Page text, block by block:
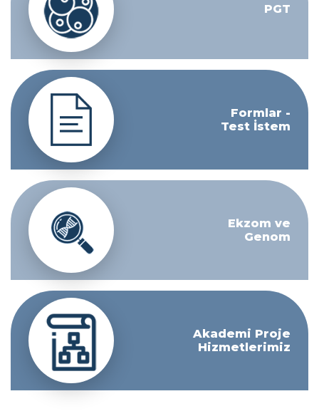
PGT
Formlar -
Test İstem
Ekzom ve
Genom
Akademi Proje
Hizmetlerimiz